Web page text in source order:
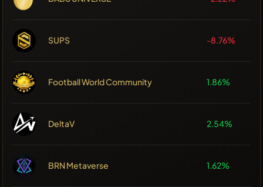
SUPS -8.76%
Football World Community 1.86%
DeltaV 2.54%
BRN Metaverse 1.62%